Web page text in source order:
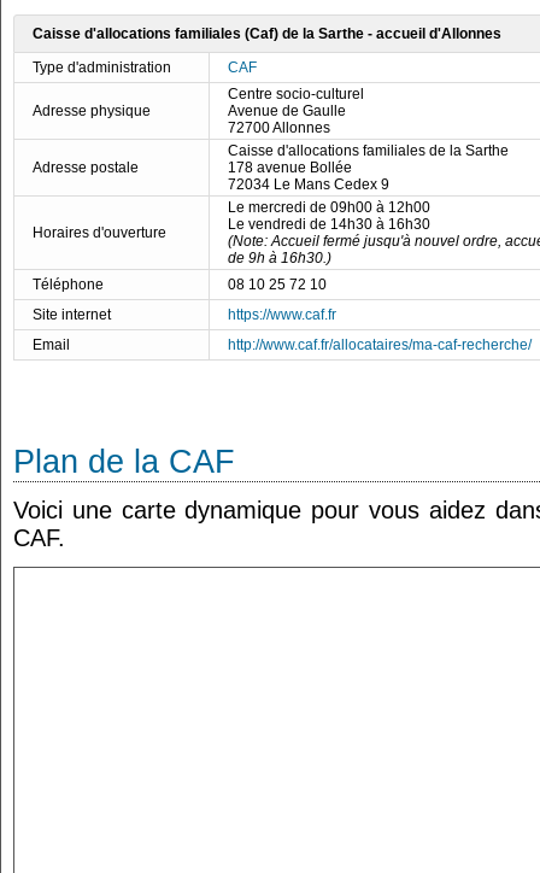
Caisse d'allocations familiales (Caf) de la Sarthe - accueil d'Allonnes
Type d'administration
CAF
Adresse physique
Centre socio-culturel
Avenue de Gaulle
72700 Allonnes
Adresse postale
Caisse d'allocations familiales de la Sarthe
178 avenue Bollée
72034 Le Mans Cedex 9
Horaires d'ouverture
Le mercredi de 09h00 à 12h00
Le vendredi de 14h30 à 16h30
(Note: Accueil fermé jusqu'à nouvel ordre,
de 9h à 16h30.)
Téléphone
08 10 25 72 10
Site internet
https://www.caf.fr
Email
http://www.caf.fr/allocataires/ma-caf-recherche/
Plan de la CAF
Voici une carte dynamique pour vous aidez
CAF.